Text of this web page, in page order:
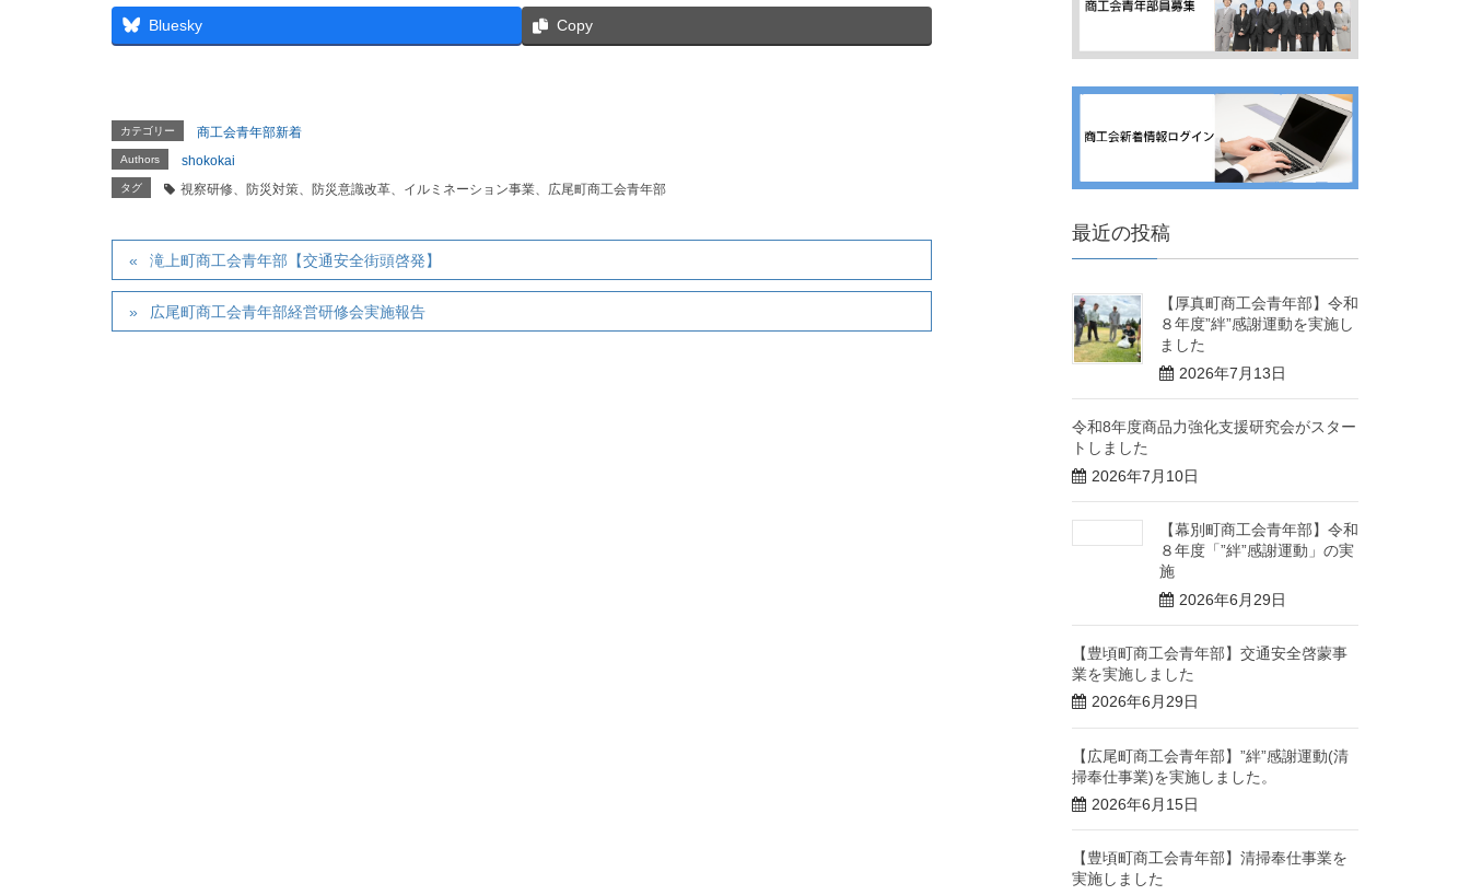
Bluesky Copy
カテゴリー 商工会青年部新着
Authors shokokai
タグ 視察研修、防災対策、防災意識改革、イルミネーション事業、広尾町商工会青年部
滝上町商工会青年部【交通安全街頭啓発】
広尾町商工会青年部経営研修会実施報告
最近の投稿
【厚真町商工会青年部】令和
８年度”絆”感謝運動を実施し
ました
2026年7月13日
令和8年度商品力強化支援研究会がスター
トしました
2026年7月10日
【幕別町商工会青年部】令和
８年度「”絆”感謝運動」の実
施
2026年6月29日
【豊頃町商工会青年部】交通安全啓蒙事
業を実施しました
2026年6月29日
【広尾町商工会青年部】”絆”感謝運動(清
掃奉仕事業)を実施しました。
2026年6月15日
【豊頃町商工会青年部】清掃奉仕事業を
実施しました